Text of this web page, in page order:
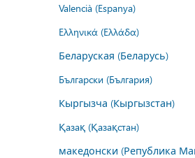
Valencià (Espanya)
Ελληνικά (Ελλάδα)
Беларуская (Беларусь)
Български (България)
Кыргызча (Кыргызстан)
Қазақ (Қазақстан)
македонски (Република